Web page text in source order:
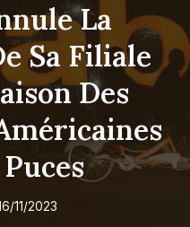
La
Sa Filiale
Des
11/2023